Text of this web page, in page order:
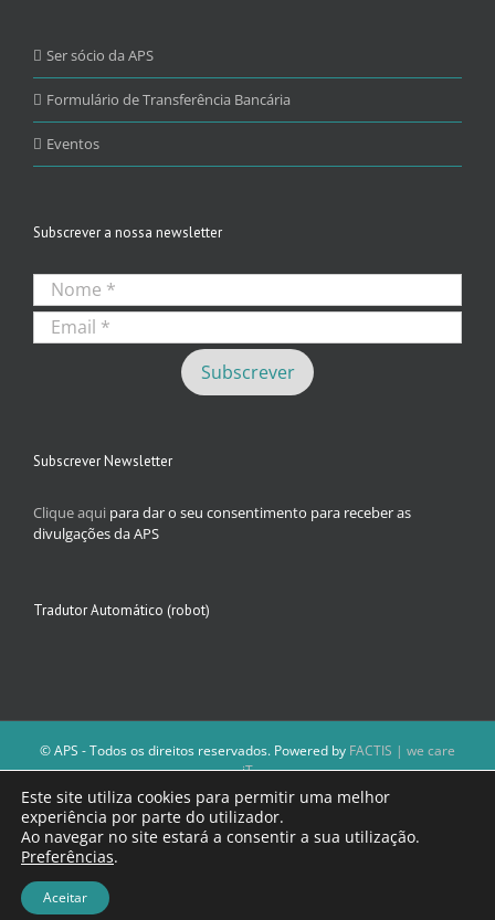
Ser sócio da APS
Formulário de Transferência Bancária
Eventos
Subscrever a nossa newsletter
Subscrever Newsletter
Clique aqui para dar o seu consentimento para receber as
divulgações da APS
Tradutor Automático (robot)
© APS - Todos os direitos reservados. Powered by FACTIS | we care
iT
A Direção da APS reserva-se o direito de não publicar conteúdos que
violem as leis nacionais.
Os textos assinados e as imagens depositadas são da inteira
Este site utiliza cookies para permitir uma melhor
experiência por parte do utilizador.
Ao navegar no site estará a consentir a sua utilização.
Preferências.
Aceitar